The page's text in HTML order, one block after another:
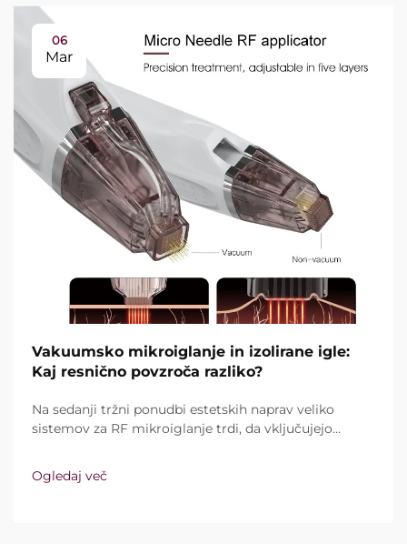
06
Mar
Vakuumsko mikroiglanje in izolirane igle:
Kaj resnično povzroča razliko?
Na sedanji tržni ponudbi estetskih naprav veliko
sistemov za RF mikroiglanje trdi, da vključujejo
temveč kako natančno delujejo med kliničnim
Ogledaj več